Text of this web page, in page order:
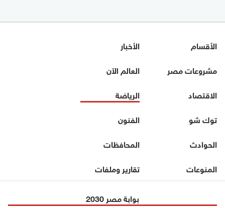
الأقسام
الأخبار
مشروعات مصر
العالم الآن
الاقتصاد
الرياضة
توك شو
الفنون
الحوادث
المحافظات
المنوعات
تقارير وملفات
بوابة مصر 2030